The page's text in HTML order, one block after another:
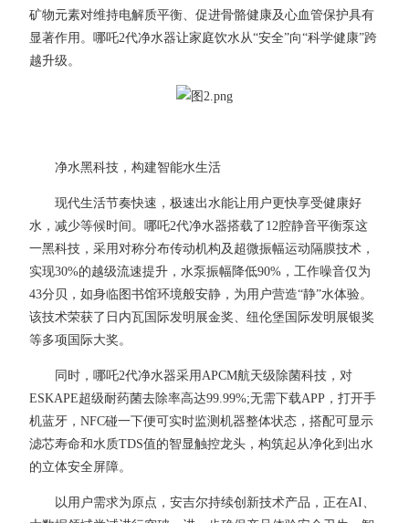
矿物元素对维持电解质平衡、促进骨骼健康及心血管保护具有
显著作用。哪吒2代净水器让家庭饮水从“安全”向“科学健康”跨
越升级。
净水黑科技，构建智能水生活
现代生活节奏快速，极速出水能让用户更快享受健康好
水，减少等候时间。哪吒2代净水器搭载了12腔静音平衡泵这
一黑科技，采用对称分布传动机构及超微振幅运动隔膜技术，
实现30%的越级流速提升，水泵振幅降低90%，工作噪音仅为
43分贝，如身临图书馆环境般安静，为用户营造“静”水体验。
该技术荣获了日内瓦国际发明展金奖、纽伦堡国际发明展银奖
等多项国际大奖。
同时，哪吒2代净水器采用APCM航天级除菌科技，对
ESKAPE超级耐药菌去除率高达99.99%;无需下载APP，打开手
机蓝牙，NFC碰一下便可实时监测机器整体状态，搭配可显示
滤芯寿命和水质TDS值的智显触控龙头，构筑起从净化到出水
的立体安全屏障。
以用户需求为原点，安吉尔持续创新技术产品，正在AI、